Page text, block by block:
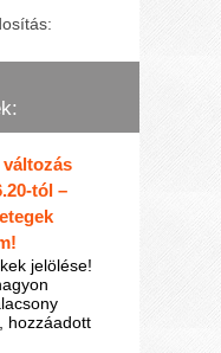
tól –
jelölése!
hozzáadott